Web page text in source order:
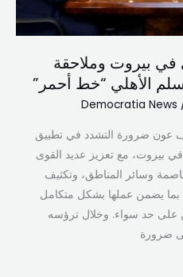
بيروت وملاحقة
الأهلي “خط أحمر”
Democratia News
عون ضرورة التشدد في تطبيق
في بيروت، مع تعزيز عديد القوى
وسائر المناطق، وتكثيف
بما يضمن عملها بشكل متكامل
على حد سواء. وخلال ترؤسه
ضرورة